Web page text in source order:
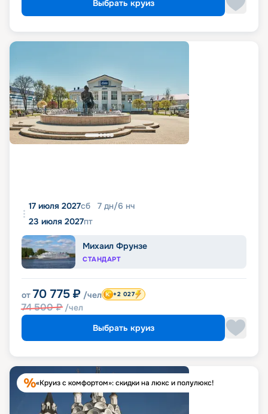
Выбрать круиз
17 июля 2027сб 7 дн/6 нч
23 июля 2027пт
Михаил Фрунзе
СТАНДАРТ
от 70 775 ₽ /чел
74 500₽ /чел
+2 027
Выбрать круиз
«Круиз с комфортом»: скидки на люкс и полулюкс!